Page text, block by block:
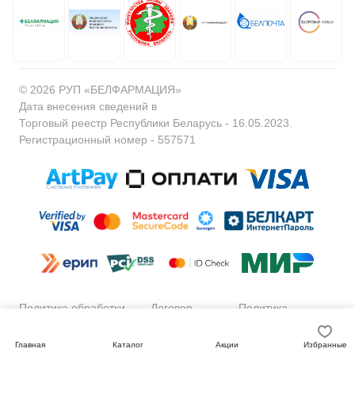
© 2026 РУП «БЕЛФАРМАЦИЯ»
Дата внесения сведений в
Торговый реестр Республики Беларусь - 16.05.2023.
Регистрационный номер - 557571
Политика обработки
Договор
Политика
файлов cookie
Главная Каталог Акции Избранные